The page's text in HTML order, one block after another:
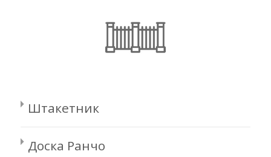
Штакетник
Доска Ранчо